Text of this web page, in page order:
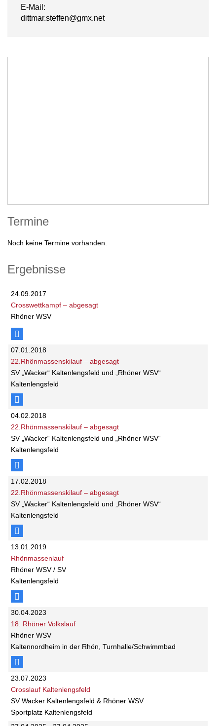
E-Mail:
dittmar.steffen@gmx.net
Termine
Noch keine Termine vorhanden.
Ergebnisse
24.09.2017
Crosswettkampf – abgesagt
Rhöner WSV
07.01.2018
22.Rhönmassenskilauf – abgesagt
SV „Wacker“ Kaltenlengsfeld und „Rhöner WSV“
Kaltenlengsfeld
04.02.2018
22.Rhönmassenskilauf – abgesagt
SV „Wacker“ Kaltenlengsfeld und „Rhöner WSV“
Kaltenlengsfeld
17.02.2018
22.Rhönmassenskilauf – abgesagt
SV „Wacker“ Kaltenlengsfeld und „Rhöner WSV“
Kaltenlengsfeld
13.01.2019
Rhönmassenlauf
Rhöner WSV / SV
Kaltenlengsfeld
30.04.2023
18. Rhöner Volkslauf
Rhöner WSV
Kaltennordheim in der Rhön, Turnhalle/Schwimmbad
23.07.2023
Crosslauf Kaltenlengsfeld
SV Wacker Kaltenlengsfeld & Rhöner WSV
Sportplatz Kaltenlengsfeld